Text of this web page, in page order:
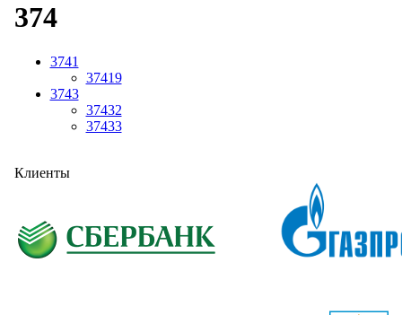
374
3741
37419
3743
37432
37433
Клиенты